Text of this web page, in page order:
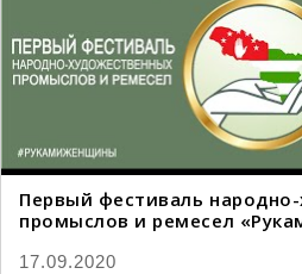
Первый фестиваль
промыслов и ремесел
17.09.2020